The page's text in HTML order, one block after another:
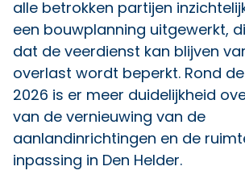
alle betrokken partijen
een bouwplanning uitgewerkt,
dat de veerdienst kan blijven
overlast wordt beperkt. Rond
2026 is er meer duidelijkheid
van de vernieuwing van de
aanlandinrichtingen en de
inpassing in Den Helder.